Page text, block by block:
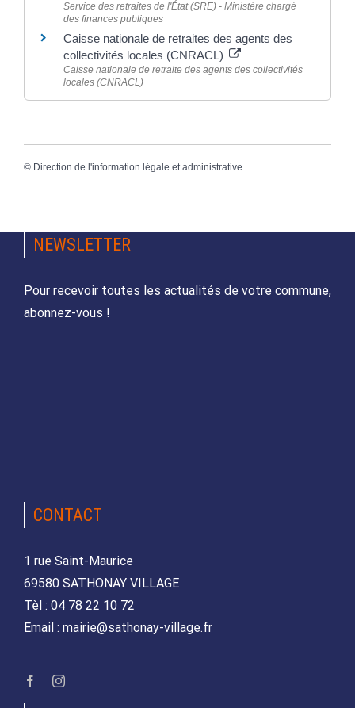
Service des retraites de l'État (SRE) - Ministère chargé
des finances publiques
Caisse nationale de retraites des agents des
collectivités locales (CNRACL)
Caisse nationale de retraite des agents des collectivités
locales (CNRACL)
© Direction de l'information légale et administrative
NEWSLETTER
Pour recevoir toutes les actualités de votre commune,
abonnez-vous !
CONTACT
1 rue Saint-Maurice
69580 SATHONAY VILLAGE
Tèl : 04 78 22 10 72
Email : mairie@sathonay-village.fr